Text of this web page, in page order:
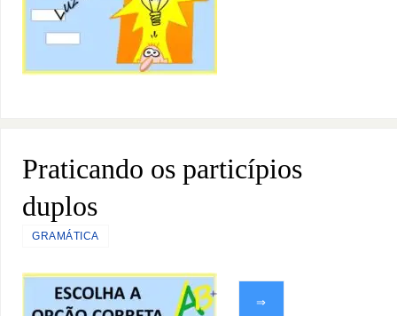
Praticando os particípios
duplos
GRAMÁTICA
⇒